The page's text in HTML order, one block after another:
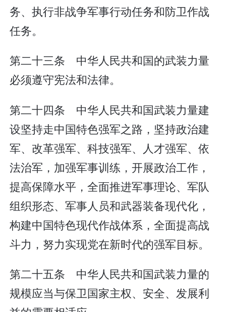
务、执行非战争军事行动任务和防卫作战
任务。
第二十三条 中华人民共和国的武装力量
必须遵守宪法和法律。
第二十四条 中华人民共和国武装力量建
设坚持走中国特色强军之路，坚持政治建
军、改革强军、科技强军、人才强军、依
法治军，加强军事训练，开展政治工作，
提高保障水平，全面推进军事理论、军队
组织形态、军事人员和武器装备现代化，
构建中国特色现代作战体系，全面提高战
斗力，努力实现党在新时代的强军目标。
第二十五条 中华人民共和国武装力量的
规模应当与保卫国家主权、安全、发展利